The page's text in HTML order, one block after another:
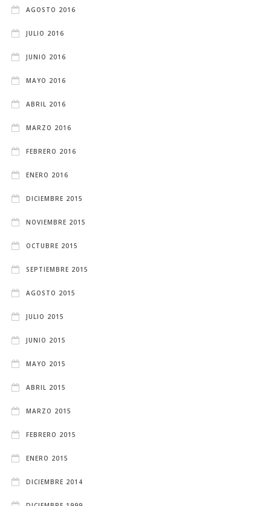
AGOSTO 2016
JULIO 2016
JUNIO 2016
MAYO 2016
ABRIL 2016
MARZO 2016
FEBRERO 2016
ENERO 2016
DICIEMBRE 2015
NOVIEMBRE 2015
OCTUBRE 2015
SEPTIEMBRE 2015
AGOSTO 2015
JULIO 2015
JUNIO 2015
MAYO 2015
ABRIL 2015
MARZO 2015
FEBRERO 2015
ENERO 2015
DICIEMBRE 2014